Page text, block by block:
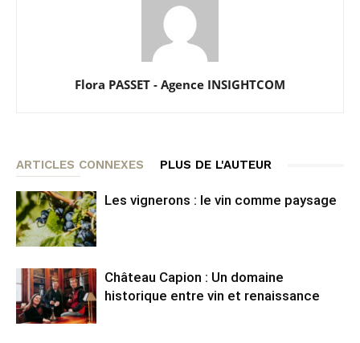
Flora PASSET - Agence INSIGHTCOM
ARTICLES CONNEXES PLUS DE L'AUTEUR
Les vignerons : le vin comme paysage
Château Capion : Un domaine
historique entre vin et renaissance